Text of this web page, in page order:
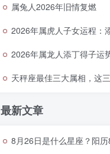
属兔人2026年旧情复燃
2026年属虎人子女运程：添丁
2026年属龙人添丁得子运
天秤座最佳三大属相，这三个生肖注定让
最新文章
8月26日是什么星座？阳历8.26